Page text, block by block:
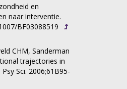
en
naar interventie.
BF03088519
CHM, Sanderman
trajectories in
Sci. 2006;61B95-